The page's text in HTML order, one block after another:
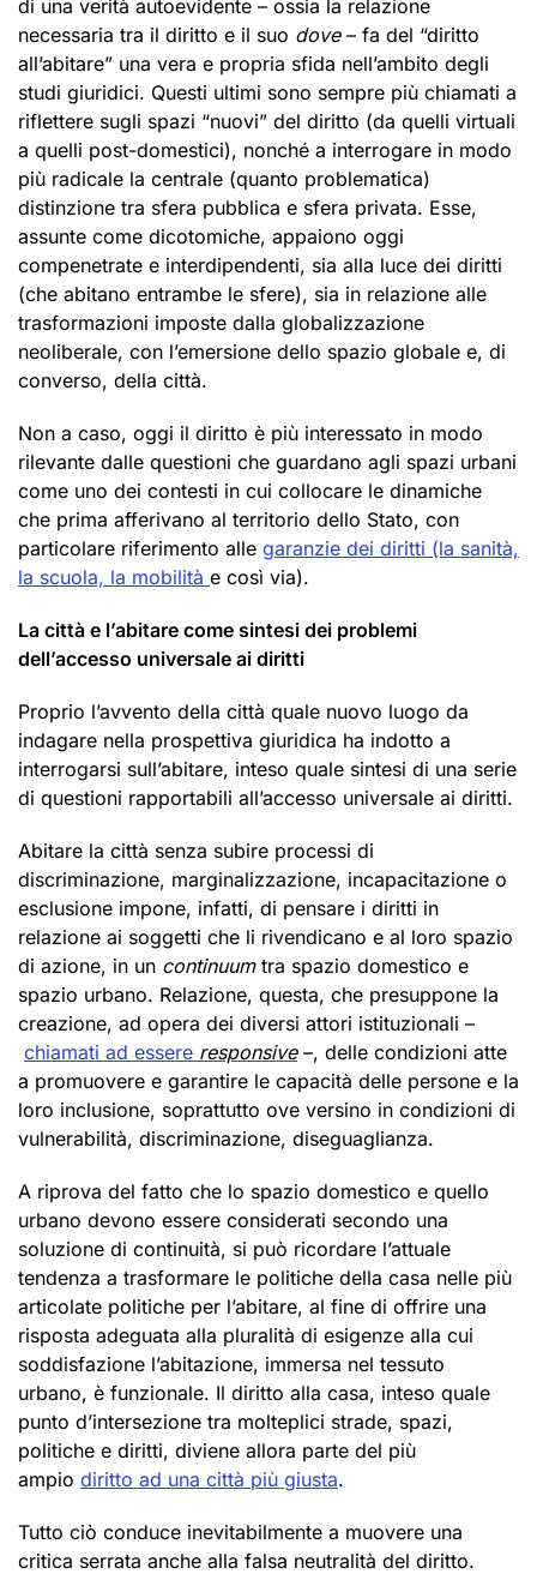
di una verità autoevidente – ossia la relazione
necessaria tra il diritto e il suo dove – fa del “diritto
all’abitare” una vera e propria sfida nell’ambito degli
studi giuridici. Questi ultimi sono sempre più chiamati a
riflettere sugli spazi “nuovi” del diritto (da quelli virtuali
a quelli post-domestici), nonché a interrogare in modo
più radicale la centrale (quanto problematica)
distinzione tra sfera pubblica e sfera privata. Esse,
assunte come dicotomiche, appaiono oggi
compenetrate e interdipendenti, sia alla luce dei diritti
(che abitano entrambe le sfere), sia in relazione alle
trasformazioni imposte dalla globalizzazione
neoliberale, con l’emersione dello spazio globale e, di
converso, della città.
Non a caso, oggi il diritto è più interessato in modo
rilevante dalle questioni che guardano agli spazi urbani
come uno dei contesti in cui collocare le dinamiche
che prima afferivano al territorio dello Stato, con
particolare riferimento alle garanzie dei diritti (la sanità,
la scuola, la mobilità e così via).
La città e l’abitare come sintesi dei problemi
dell’accesso universale ai diritti
Proprio l’avvento della città quale nuovo luogo da
indagare nella prospettiva giuridica ha indotto a
interrogarsi sull’abitare, inteso quale sintesi di una serie
di questioni rapportabili all’accesso universale ai diritti.
Abitare la città senza subire processi di
discriminazione, marginalizzazione, incapacitazione o
esclusione impone, infatti, di pensare i diritti in
relazione ai soggetti che li rivendicano e al loro spazio
di azione, in un continuumtra spazio domestico e
spazio urbano. Relazione, questa, che presuppone la
creazione, ad opera dei diversi attori istituzionali –
chiamati ad essere responsive–, delle condizioni atte
a promuovere e garantire le capacità delle persone e la
loro inclusione, soprattutto ove versino in condizioni di
vulnerabilità, discriminazione, diseguaglianza.
A riprova del fatto che lo spazio domestico e quello
urbano devono essere considerati secondo una
soluzione di continuità, si può ricordare l’attuale
tendenza a trasformare le politiche della casa nelle più
articolate politiche per l’abitare, al fine di offrire una
risposta adeguata alla pluralità di esigenze alla cui
soddisfazione l’abitazione, immersa nel tessuto
urbano, è funzionale. Il diritto alla casa, inteso quale
punto d’intersezione tra molteplici strade, spazi,
politiche e diritti, diviene allora parte del più
ampio diritto ad una città più giusta.
Tutto ciò conduce inevitabilmente a muovere una
critica serrata anche alla falsa neutralità del diritto.